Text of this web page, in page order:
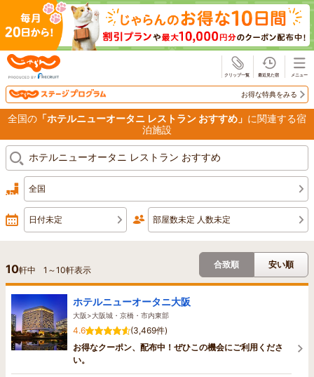
お得な特典をみる
全国の 「ホテルニューオータニ レストラン おすすめ」 に関連する宿
泊施設
全国
日付未定 部屋数未定 人数未定
10軒中 1 ～10軒表示
合致順 安い順
ホテルニューオータニ大阪
大阪>大阪城・京橋・市内東部
4.6
(3,469件)
お得なクーポン、配布中！ぜひこの機会にご利用くださ
い。